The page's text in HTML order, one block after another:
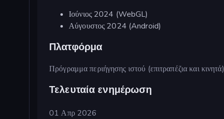
Ιούνιος 2024 (WebGL)
Αύγουστος 2024 (Android)
Πλατφόρμα
Πρόγραμμα περιήγησης ιστού (επιτραπέζια και κινητά)
Τελευταία ενημέρωση
01 Απρ 2026